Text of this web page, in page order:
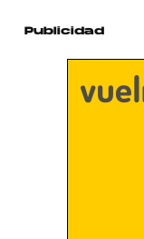
Publicidad